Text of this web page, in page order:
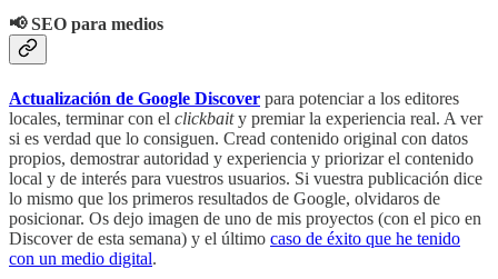
📢 SEO para medios
Actualización de Google Discover para potenciar a los editores
locales, terminar con el clickbaity premiar la experiencia real. A ver
si es verdad que lo consiguen. Cread contenido original con datos
propios, demostrar autoridad y experiencia y priorizar el contenido
local y de interés para vuestros usuarios. Si vuestra publicación dice
lo mismo que los primeros resultados de Google, olvidaros de
posicionar. Os dejo imagen de uno de mis proyectos (con el pico en
Discover de esta semana) y el último caso de éxito que he tenido
con un medio digital.